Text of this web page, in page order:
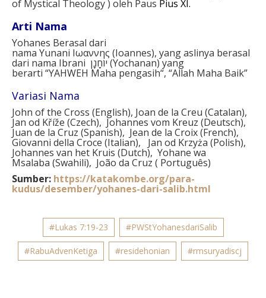
of Mystical Theology ) oleh Paus Pius XI.
Arti Nama
Yohanes Berasal dari
nama Yunani Ιωαννης (Ioannes), yang aslinya berasal
dari nama Ibrani יוֹחָנָן (Yochanan) yang
berarti “YAHWEH Maha pengasih“, “Allah Maha Baik”
Variasi Nama
John of the Cross (English), Joan de la Creu (Catalan),
Jan od Kříže (Czech), Johannes vom Kreuz (Deutsch),
Juan de la Cruz (Spanish), Jean de la Croix (French),
Giovanni della Croce (Italian), Jan od Krzyża (Polish),
Johannes van het Kruis (Dutch), Yohane wa
Msalaba (Swahili), João da Cruz ( Português)
Sumber: https://katakombe.org/para-
kudus/desember/yohanes-dari-salib.html
#Lukas 7:19-23 #PWStYohanesdariSalib
#RabuAdvenKetiga #residehonian #rmsuryadiscj